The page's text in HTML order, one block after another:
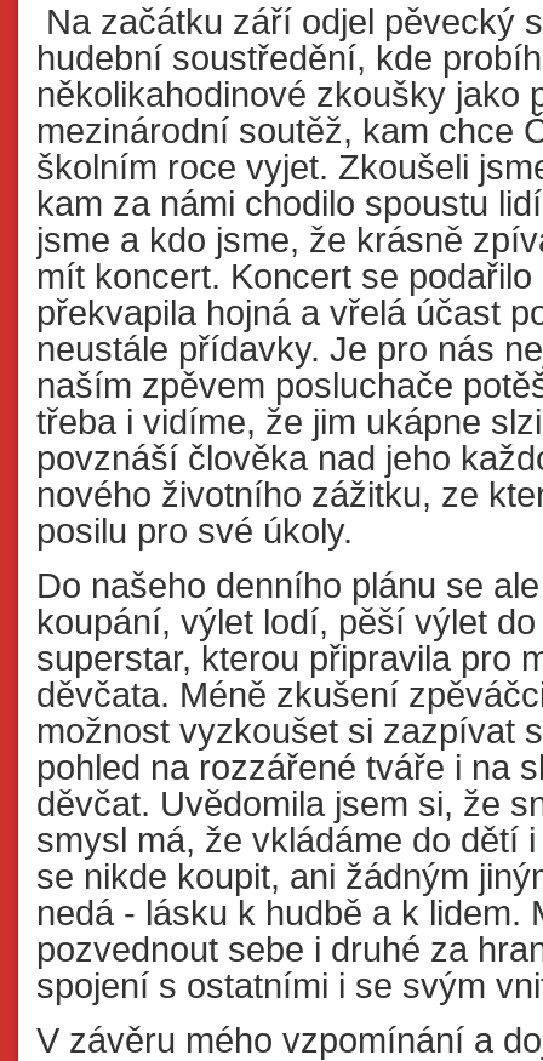
Na začátku září odjel pěvecký
hudební soustředění, kde
několikahodinové zkoušky jako
mezinárodní soutěž, kam chce
školním roce vyjet. Zkoušeli
kam za námi chodilo spoustu
jsme a kdo jsme, že krásně
mít koncert. Koncert se
překvapila hojná a vřelá účast
neustále přídavky. Je pro nás
naším zpěvem posluchače
třeba i vidíme, že jim ukápne
povznáší člověka nad jeho
nového životního zážitku, ze
posilu pro své úkoly.
Do našeho denního plánu se
koupání, výlet lodí, pěší výlet
superstar, kterou připravila pro
děvčata. Méně zkušení
možnost vyzkoušet si zazpívat
pohled na rozzářené tváře i na
děvčat. Uvědomila jsem si, že
smysl má, že vkládáme do dětí
se nikde koupit, ani žádným
nedá - lásku k hudbě a k lidem.
pozvednout sebe i druhé za
spojení s ostatními i se svým
V závěru mého vzpomínání a